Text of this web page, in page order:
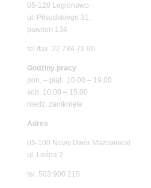
05-120 Legionowo
ul. Piłsudskiego 31,
pawilon 134
tel./fax. 22 784 71 96
Godziny pracy
pon. – piąt. 10.00 – 19.00
sob. 10.00 – 15.00
niedz. zamknięte
Adres
05-100 Nowy Dwór Mazowiecki
ul. Leśna 2
tel. 503 900 215